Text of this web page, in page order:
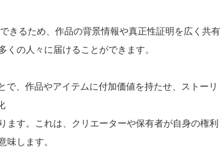
きるため、作品の背景情報や真正性証明を広く共有
の人々に届けることができます。
で、作品やアイテムに付加価値を持たせ、ストーリ
す。これは、クリエーターや保有者が自身の権利
味します。